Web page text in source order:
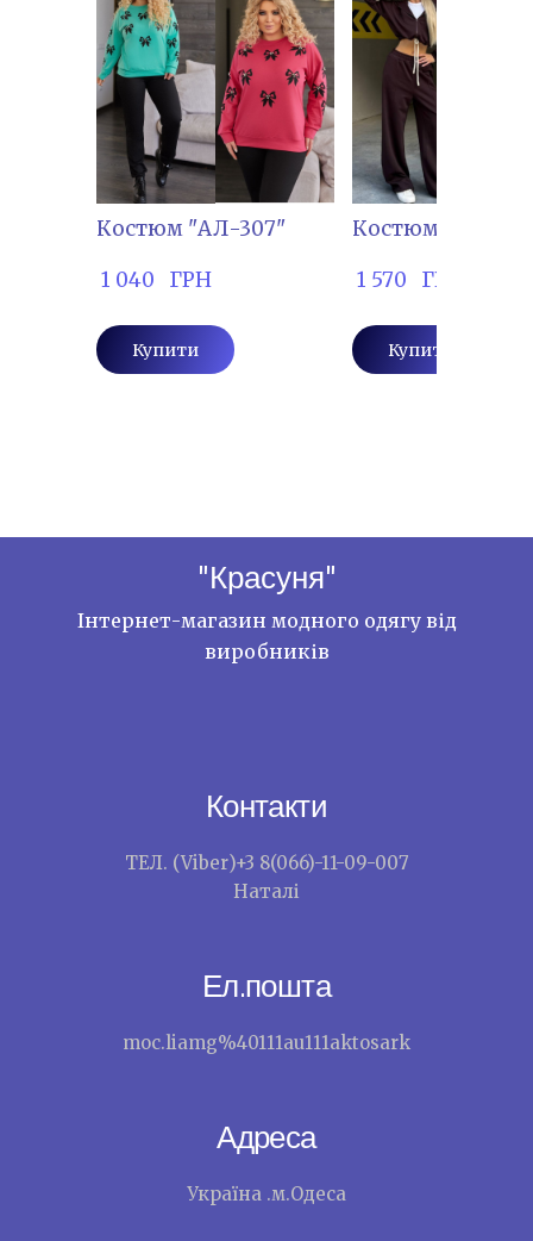
Костюм "АЛ-307"
1 040   ГРН
Купити
Костюм "Ю.КР-
1 570   ГРН
Купити
"Красуня"
Інтернет-магазин модного одягу від
виробників
Контакти
ТЕЛ. (Viber)+3 8(066)-11-09-007
Наталі
Ел.пошта
moc.liamg%40111au111aktosark
Адреса
Україна .м.Одеса